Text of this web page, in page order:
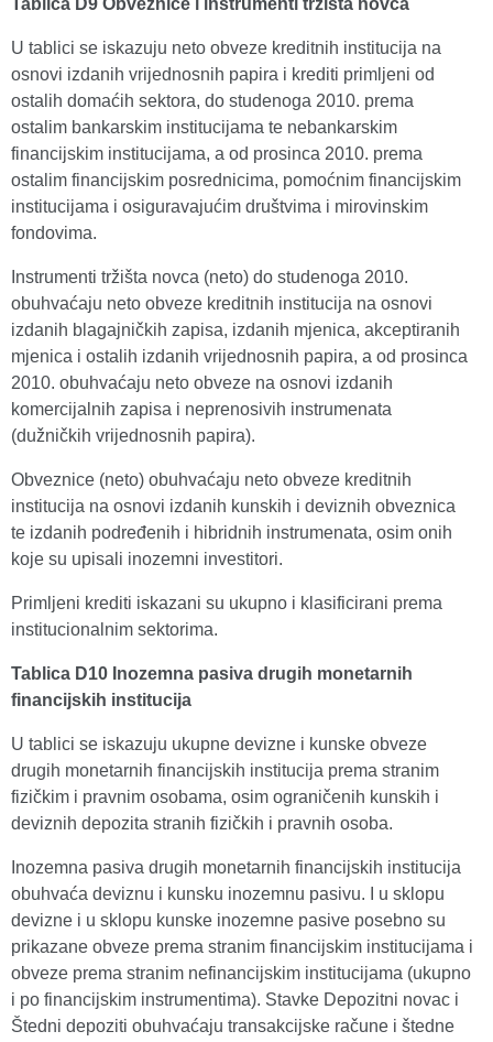
Tablica D9 Obveznice i instrumenti tržišta novca
U tablici se iskazuju neto obveze kreditnih institucija na
osnovi izdanih vrijednosnih papira i krediti primljeni od
ostalih domaćih sektora, do studenoga 2010. prema
ostalim bankarskim institucijama te nebankarskim
financijskim institucijama, a od prosinca 2010. prema
ostalim financijskim posrednicima, pomoćnim financijskim
institucijama i osiguravajućim društvima i mirovinskim
fondovima.
Instrumenti tržišta novca (neto) do studenoga 2010.
obuhvaćaju neto obveze kreditnih institucija na osnovi
izdanih blagajničkih zapisa, izdanih mjenica, akceptiranih
mjenica i ostalih izdanih vrijednosnih papira, a od prosinca
2010. obuhvaćaju neto obveze na osnovi izdanih
komercijalnih zapisa i neprenosivih instrumenata
(dužničkih vrijednosnih papira).
Obveznice (neto) obuhvaćaju neto obveze kreditnih
institucija na osnovi izdanih kunskih i deviznih obveznica
te izdanih podređenih i hibridnih instrumenata, osim onih
koje su upisali inozemni investitori.
Primljeni krediti iskazani su ukupno i klasificirani prema
institucionalnim sektorima.
Tablica D10 Inozemna pasiva drugih monetarnih
financijskih institucija
U tablici se iskazuju ukupne devizne i kunske obveze
drugih monetarnih financijskih institucija prema stranim
fizičkim i pravnim osobama, osim ograničenih kunskih i
deviznih depozita stranih fizičkih i pravnih osoba.
Inozemna pasiva drugih monetarnih financijskih institucija
obuhvaća deviznu i kunsku inozemnu pasivu. I u sklopu
devizne i u sklopu kunske inozemne pasive posebno su
prikazane obveze prema stranim financijskim institucijama i
obveze prema stranim nefinancijskim institucijama (ukupno
i po financijskim instrumentima). Stavke Depozitni novac i
Štedni depoziti obuhvaćaju transakcijske račune i štedne